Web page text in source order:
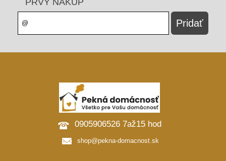
PRVÝ NÁKUP
0905906526 7až15 hod
shop@pekna-domacnost.sk